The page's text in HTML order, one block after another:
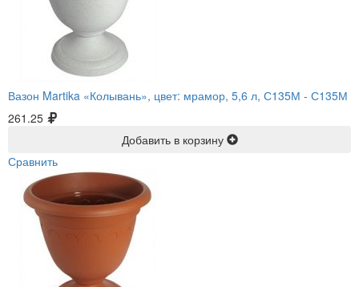
Вазон Martika «Колывань», цвет: мрамор, 5,6 л, С135М - С135М
261.25
Добавить в корзину
Сравнить